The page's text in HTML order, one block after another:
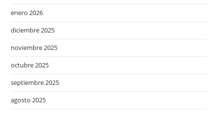
enero 2026
diciembre 2025
noviembre 2025
octubre 2025
septiembre 2025
agosto 2025